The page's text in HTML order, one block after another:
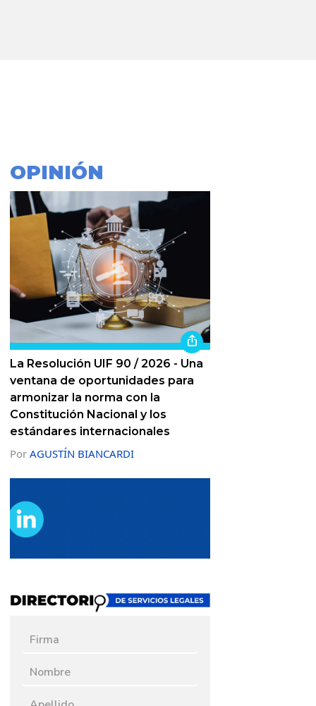
OPINIÓN
La Resolución UIF 90 / 2026 - Una
ventana de oportunidades para
armonizar la norma con la
Constitución Nacional y los
estándares internacionales
Por AGUSTÍN BIANCARDI